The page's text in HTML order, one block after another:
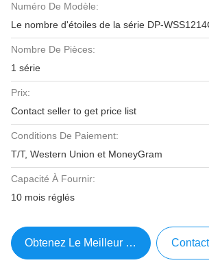
Numéro De Modèle:
Le nombre d'étoiles de la série DP-
Nombre De Pièces:
1 série
Prix:
Contact seller to get price list
Conditions De Paiement:
T/T, Western Union et MoneyGram
Capacité À Fournir:
10 mois réglés
Obtenez Le Meilleur Prix